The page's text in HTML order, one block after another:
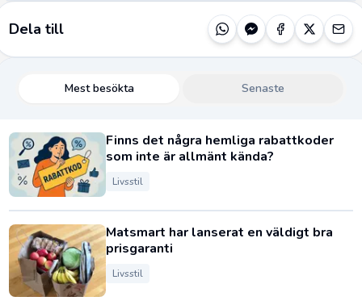
Dela till
Mest besökta Senaste
Finns det några hemliga rabattkoder
som inte är allmänt kända?
Livsstil
Matsmart har lanserat en väldigt bra
prisgaranti
Livsstil